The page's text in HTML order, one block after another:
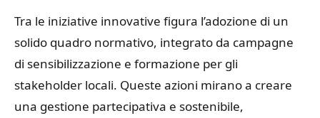
Tra le iniziative innovative figura l’adozione di un
solido quadro normativo, integrato da campagne
di sensibilizzazione e formazione per gli
stakeholder locali. Queste azioni mirano a creare
una gestione partecipativa e sostenibile,